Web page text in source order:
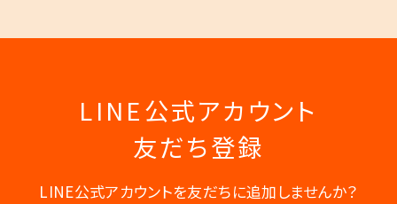
LINE公式アカウント
友だち登録
LINE公式アカウントを友だちに追加しませんか？